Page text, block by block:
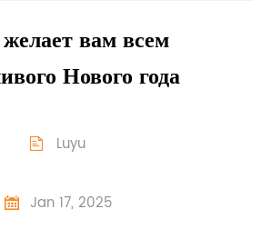
вам всем
Нового года
 Luyu
 Jan 17, 2025